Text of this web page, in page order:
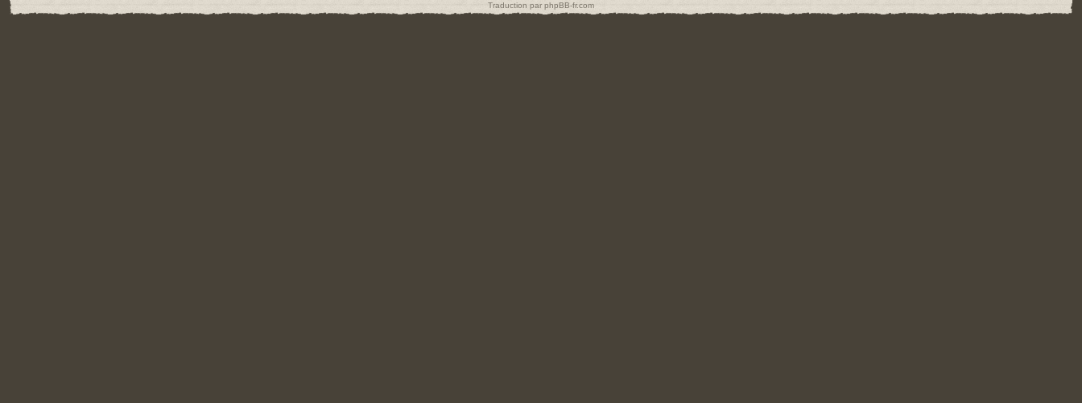
Traduction parphpBB-fr.com